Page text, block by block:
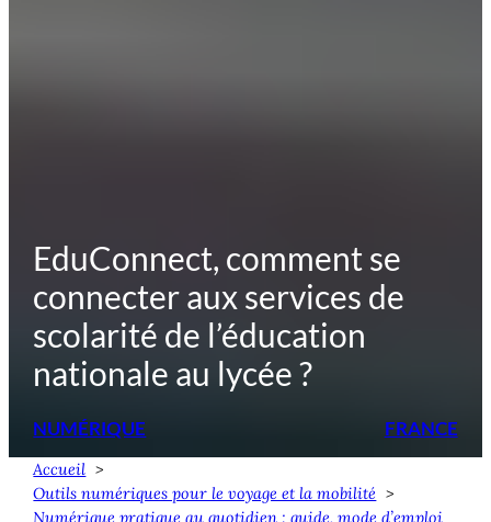
EduConnect, comment se
connecter aux services de
scolarité de l’éducation
nationale au lycée ?
NUMÉRIQUE FRANCE
Accueil
Outils numériques pour le voyage et la mobilité